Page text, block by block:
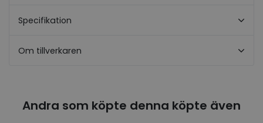
Specifikation
Om tillverkaren
Andra som köpte denna köpte även